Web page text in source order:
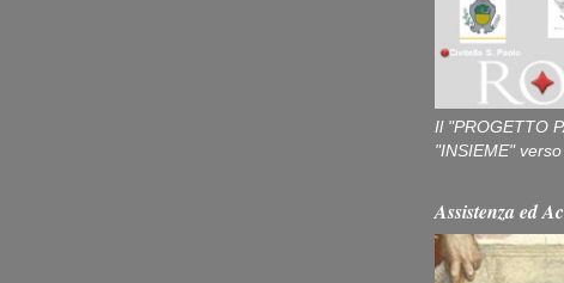
Il "PROGETTO
"INSIEME"
Assistenza ed